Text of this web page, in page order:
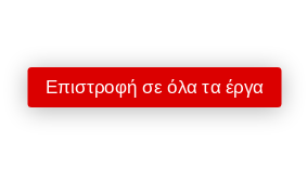
Επιστροφή σε όλα τα έργα